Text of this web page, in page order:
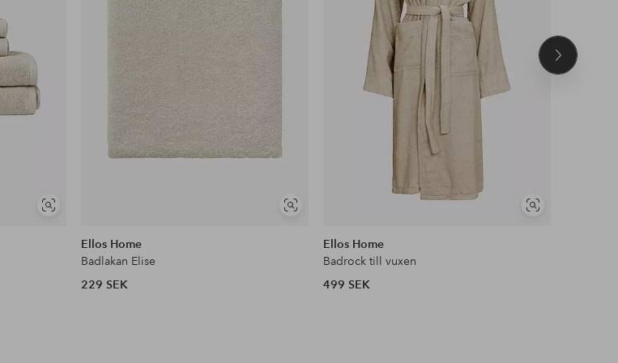
Visa
Visa
Ellos Home
Badlakan Elise
229 SEK
Visa
Ellos Home
Badrock till vuxen
499 SEK
Nästa